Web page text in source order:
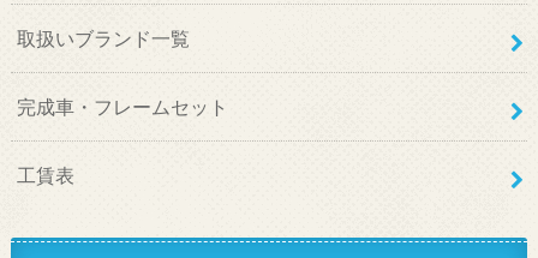
取扱いブランド一覧
完成車・フレームセット
工賃表